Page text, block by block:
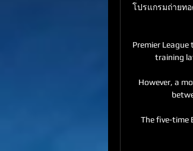
โปรแกรมถ่ายท
Premier
training
However, a
The five-time